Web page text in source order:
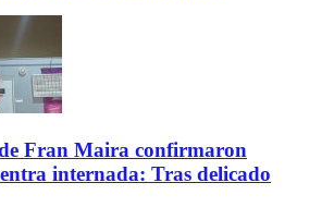
Fran Maira confirmaron
internada: Tras delicado